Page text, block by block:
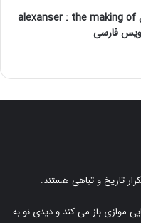
نقد و بررسی سریال alexanser : the making of
تاریخ و تباهی هستند.
موازی باز می کند و دیدی نو به